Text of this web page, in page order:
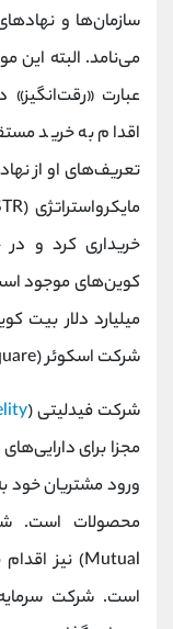
سازمان‌ها و
می‌نامد. البته این
عبارت
اقدام به خرید
تعریف‌های او از
میلیارد دلار بیت
شرکت اسکوئر (Square) هم دیده می‌شود.
شرکت فیدلیتی (
مجزا برای
ورود مشتریان خود